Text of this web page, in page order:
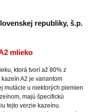
republiky, š.p.
mlieko
ktorá tvorí až 80% z
A2 je variantom
mutácie u niektorých plemien
majú špecifickú
tejto verzie kazeínu.